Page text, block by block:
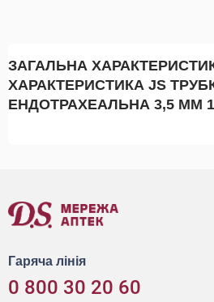
ЗАГАЛЬНА
ХАРАКТЕРИСТИКА JS
ЕНДОТРАХЕАЛЬНА 3,5 ММ
Гаряча лінія
0 800 30 20 60